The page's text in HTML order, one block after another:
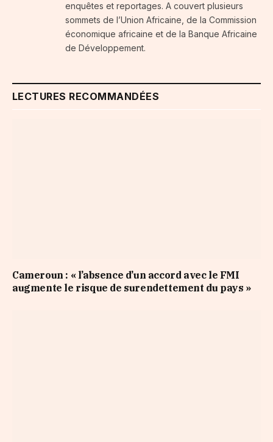
enquêtes et reportages. A couvert plusieurs
sommets de l’Union Africaine, de la Commission
économique africaine et de la Banque Africaine
de Développement.
LECTURES RECOMMANDÉES
Cameroun : « l’absence d’un accord avec le FMI
augmente le risque de surendettement du pays »